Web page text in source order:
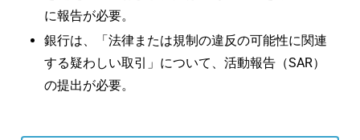
に報告が必要。
銀行は、「法律または規制の違反の可能性に関連
する疑わしい取引」について、活動報告（SAR）
の提出が必要。